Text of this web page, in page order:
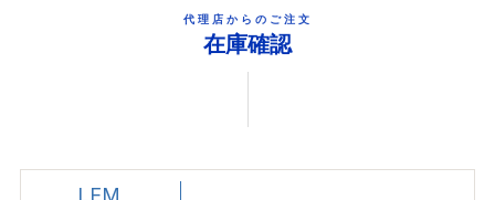
代理店からのご注文
在庫確認